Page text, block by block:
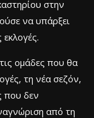
στην
να υπάρξει
ομάδες που θα
τη νέα σεζόν,
που δεν
από τη